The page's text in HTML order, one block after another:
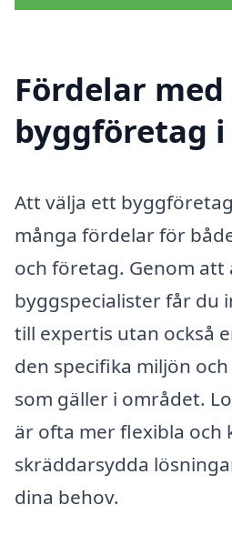
Fördelar
byggföretag
Att välja ett
många fördelar för
och företag. Genom att
byggspecialister får du
till expertis utan också
den specifika miljön
som gäller i området.
är ofta mer flexibla och
skräddarsydda
dina behov.